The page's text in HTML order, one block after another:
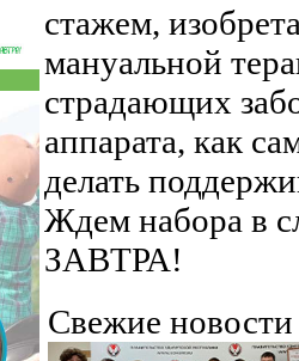
стажем,
мануальной
страдающих
аппарата, как
делать
Ждем набора в
ЗАВТРА!
Свежие